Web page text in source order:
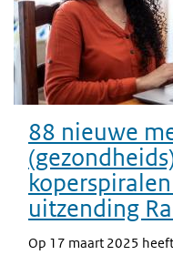
88 nieuwe
uitzending
Op 17 maart 2025